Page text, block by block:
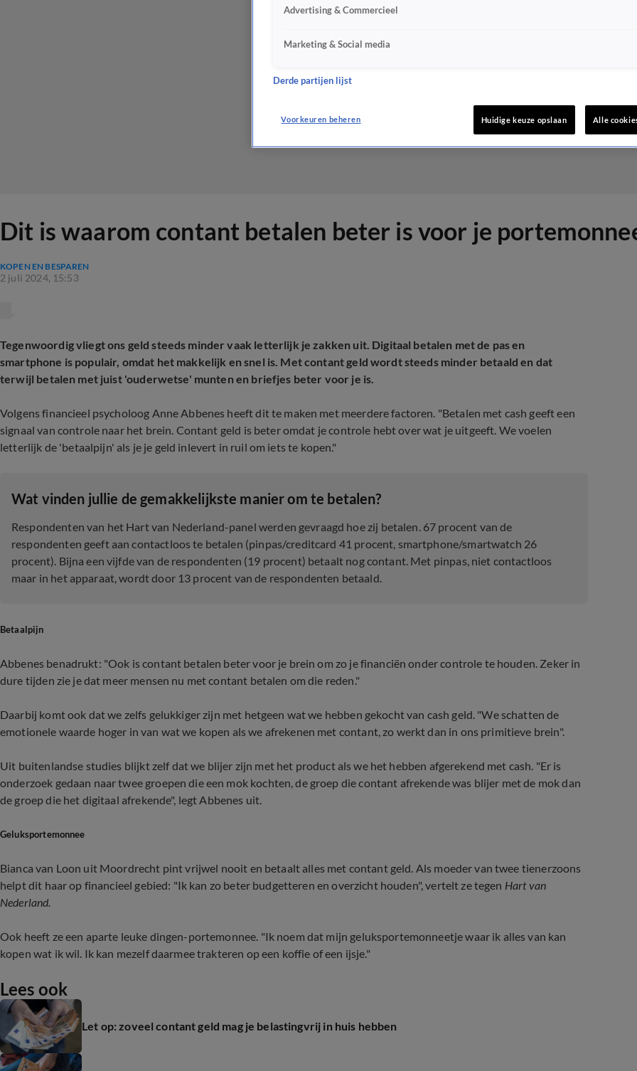
Dit is waarom contant betalen beter is voor je
KOPEN EN BESPAREN
2 juli 2024, 15:53
Tegenwoordig vliegt ons geld steeds minder vaak letterlijk je zakken uit. Digitaal betalen met de pas en
smartphone is populair, omdat het makkelijk en snel is. Met contant geld wordt steeds minder betaald en dat
terwijl betalen met juist 'ouderwetse' munten en briefjes beter voor je is.
Volgens financieel psycholoog Anne Abbenes heeft dit te maken met meerdere factoren. "Betalen met cash geeft een
signaal van controle naar het brein. Contant geld is beter omdat je controle hebt over wat je uitgeeft. We voelen
letterlijk de 'betaalpijn' als je je geld inlevert in ruil om iets te kopen."
Wat vinden jullie de gemakkelijkste manier om te betalen?
Respondenten van het Hart van Nederland-panel werden gevraagd hoe zij betalen. 67 procent van de
respondenten geeft aan contactloos te betalen (pinpas/creditcard 41 procent, smartphone/smartwatch 26
procent). Bijna een vijfde van de respondenten (19 procent) betaalt nog contant. Met pinpas, niet contactloos
maar in het apparaat, wordt door 13 procent van de respondenten betaald.
Betaalpijn
Abbenes benadrukt: "Ook is contant betalen beter voor je brein om zo je financiën onder controle te houden. Zeker in
dure tijden zie je dat meer mensen nu met contant betalen om die reden."
Daarbij komt ook dat we zelfs gelukkiger zijn met hetgeen wat we hebben gekocht van cash geld. "We schatten de
emotionele waarde hoger in van wat we kopen als we afrekenen met contant, zo werkt dan in ons primitieve brein".
Uit buitenlandse studies blijkt zelf dat we blijer zijn met het product als we het hebben afgerekend met cash. "Er is
onderzoek gedaan naar twee groepen die een mok kochten, de groep die contant afrekende was blijer met de mok dan
de groep die het digitaal afrekende", legt Abbenes uit.
Geluksportemonnee
Bianca van Loon uit Moordrecht pint vrijwel nooit en betaalt alles met contant geld. Als moeder van twee tienerzoons
helpt dit haar op financieel gebied: "Ik kan zo beter budgetteren en overzicht houden", vertelt ze tegen Hart van
Nederland.
Ook heeft ze een aparte leuke dingen-portemonnee. "Ik noem dat mijn geluksportemonneetje waar ik alles van kan
kopen wat ik wil. Ik kan mezelf daarmee trakteren op een koffie of een ijsje."
Lees ook
Let op: zoveel contant geld mag je belastingvrij in huis hebben
Advertising & Commercieel
Marketing & Social media
Derde partijen lijst
Voorkeuren beheren Huidige keuze opslaan Alle